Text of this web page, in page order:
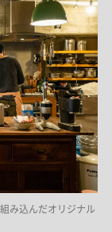
み込んだオリジナル